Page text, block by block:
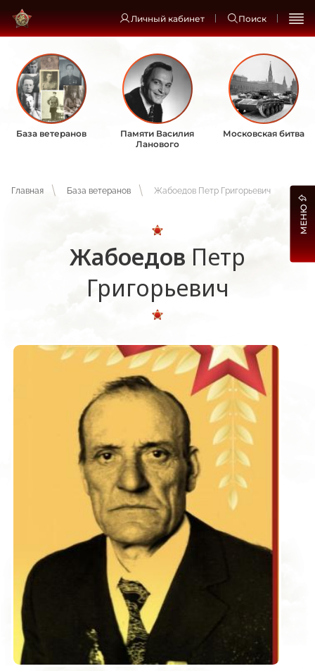
Личный кабинет Поиск
База ветеранов
Памяти Василия
Ланового
Московская битва
Главная База ветеранов Жабоедов Петр Григорьевич
Жабоедов Петр
Григорьевич
МЕНЮ